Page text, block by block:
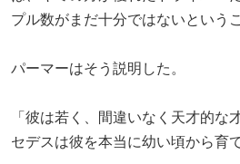
プル数がまだ十分ではないという
パーマーはそう説明した。
「彼は若く、間違いなく天才的な
セデスは彼を本当に幼い頃から育